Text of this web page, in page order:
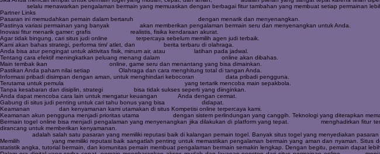
selalu menawarkan pengalaman bermain yang memuaskan dengan berbagai fitur tambahan yang membuat setiap permainan
Partner Links
Pasaran ini memudahkan pemain dalam bertaruh
dengan menarik dan menyenangkan.
Pastinya variasi permainan yang banyak
akan memberikan pengalaman bermain seru dan menyenangkan untuk Anda.
Inovasi fitur menarik gamer: grafis
realistis, fisika kendaraan akurat.
Agar tidak bingung, cari situs judi online
terpercaya sebelum memilih agen judi terbaik.
Kami akan bahas strategi, performa tim/ atlet, dan
berita terbaru di olahraga.
Anda bisa atur pengingat untuk aktivitas fisik, minum air, atau
latihan pada jadwal.
Tentang cara efektif meningkatkan peluang menang dalam
online akan dibahas.
Main tembak ikan
online, game seru dan menantang yang bisa dimainkan.
Pastikan Anda paham nilai setiap
Olahraga dan cara menghitung total di tangan Anda.
Informasi pribadi disimpan dengan aman, untuk menghindari kebocoran
data pribadi pengguna.
Terutama untuk pemula
yang tertarik mencoba main sepakbola.
Tanpa kesabaran dan disiplin, strategi
bisa tidak sukses seperti yang diinginkan.
Anda dapat mencoba cara lain untuk mengatur keuangan
Anda dengan cermat.
Gabung di situs judi penting untuk cari tahu bonus yang bisa
didapat.
Keamanan
dan kenyamanan kami utamakan di situs Kompetisi online terpercaya kami.
Keamanan akun pengguna menjadi prioritas utama
dengan sistem perlindungan yang canggih. Teknologi yang diterapkan
Bermain togel online bisa menjadi pengalaman yang menyenangkan jika dilakukan di platform yang tepat.
menghadirkan fitur
dirancang untuk memberikan kenyamanan.
adalah salah satu pasaran yang memiliki reputasi baik di kalangan pemain togel. Banyak situs togel yang menyediakan
Memilih
yang memiliki reputasi baik sangatlah penting untuk memastikan pengalaman bermain yang aman dan nyaman.
statistik angka, tutorial bermain, dan komunitas pemain membuat pengalaman bermain semakin lengkap. Dengan begitu, pemain dapat